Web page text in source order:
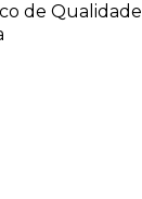
de Qualidade